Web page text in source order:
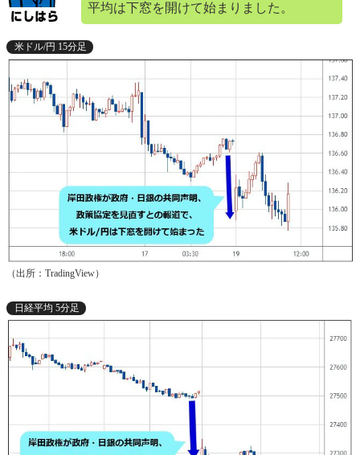
平均は下窓を開けて始まりました。
米ドル/円 15分足
（出所：TradingView）
日経平均 5分足